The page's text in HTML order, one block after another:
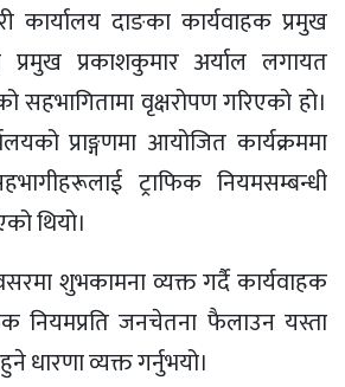
कार्यालय दाङका कार्यवाहक प्रमुख
प्रमुख प्रकाशकुमार अर्याल लगायत
वृक्षरोपण गरिएको हो।
प्राङ्गणमा आयोजित कार्यक्रममा
ट्राफिक नियमसम्बन्धी
थियो।
शुभकामना व्यक्त गर्दै कार्यवाहक
नियमप्रति जनचेतना फैलाउन यस्ता
धारणा व्यक्त गर्नुभयो।